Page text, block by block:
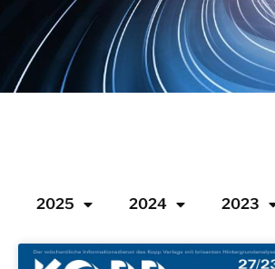
2025 2024 2023